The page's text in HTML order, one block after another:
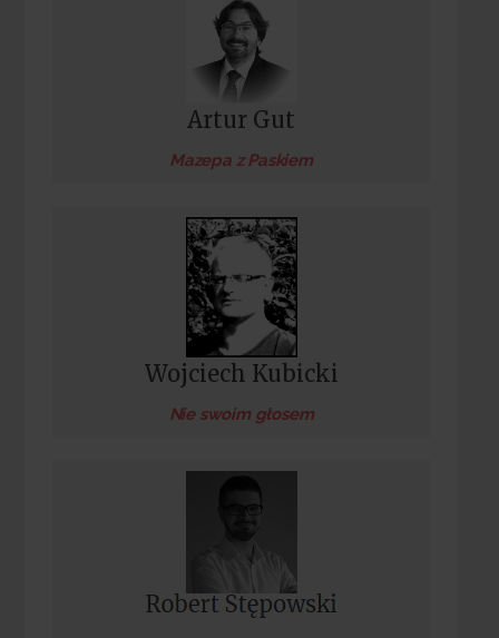
Artur Gut
Mazepa z Paskiem
Wojciech Kubicki
Nie swoim głosem